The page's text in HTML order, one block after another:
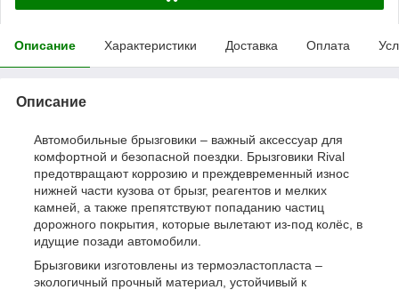
Описание Характеристики Доставка Оплата
Описание
Автомобильные брызговики – важный аксессуар для
комфортной и безопасной поездки. Брызговики Rival
предотвращают коррозию и преждевременный износ
нижней части кузова от брызг, реагентов и мелких
камней, а также препятствуют попаданию частиц
дорожного покрытия, которые вылетают из-под колёс, в
идущие позади автомобили.
Брызговики изготовлены из термоэластопласта –
экологичный прочный материал, устойчивый к